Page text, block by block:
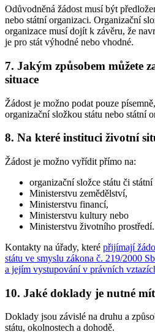
Odůvodněná žádost musí být
nebo státní organizaci. Organizační
organizace musí dojít k závěru, že
je pro stát výhodné nebo vhodné.
7. Jakým způsobem můžete
situace
Žádost je možno podat pouze
organizační složkou státu nebo státní
8. Na které instituci životní
Žádost je možno vyřídit přímo na:
organizační složce státu či
Ministerstvu zemědělství,
Ministerstvu financí,
Ministerstvu kultury nebo
Ministerstvu životního prostředí.
Kontakty na úřady, které přijímají
státu ve smyslu zákona č. 219/2000
a jejím vystupování v právních
10. Jaké doklady je nutné mít
Doklady jsou závislé na druhu a
státu, okolnostech a dohodě.